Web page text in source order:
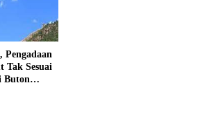
Pengadaan
Tak Sesuai
Buton